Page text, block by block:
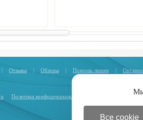
| Отзывы | Обзоры | Помощь людям |
Политика конфиденциальности
Все cookie